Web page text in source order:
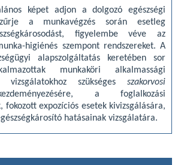
képet adjon a dolgozó egészségi
a munkavégzés során esetleg
figyelembe véve az
higiénés szempont rendszereket. A
alapszolgáltatás keretében sor
munkaköri alkalmassági
vizsgálatokhoz szükséges szakorvosi
a foglalkozási
fokozott expozíciós esetek kivizsgálására,
hatásainak vizsgálatára.